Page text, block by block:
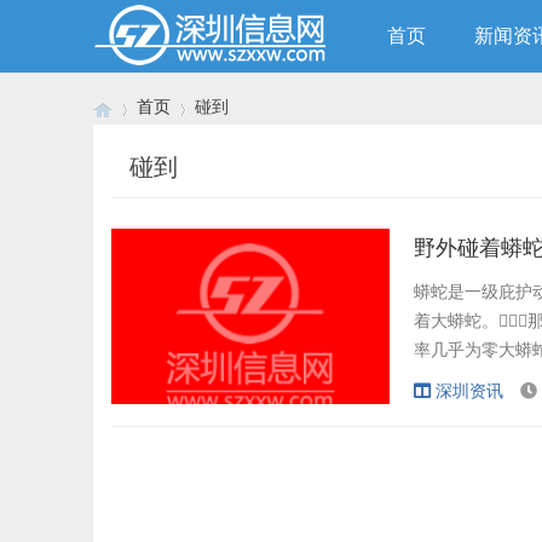
首页 新闻资
首页 碰到
碰到
野外碰着蟒
蟒蛇是一级庇护
着大蟒蛇。
率几乎为零大蟒
鲨鱼?咬食更痛
深圳资讯